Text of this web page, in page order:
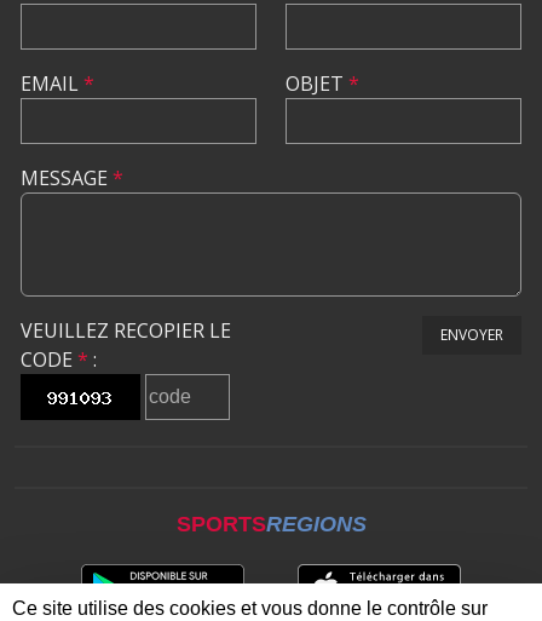
EMAIL* OBJET *
MESSAGE *
VEUILLEZ RECOPIER LE
CODE * :
ENVOYER
SPORTSREGIONS
Ce site utilise des cookies et vous donne le contrôle sur